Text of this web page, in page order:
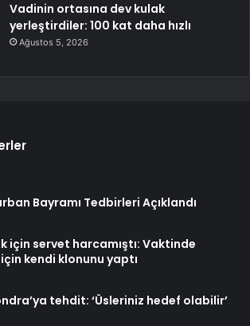
Vadinin ortasına dev kulak
yerleştirdiler: 100 kat daha hızlı
Ağustos 5, 2026
Bayramı Tedbirleri Açıklandı
için servet harcamıştı: Vaktinde
kendi klonunu yaptı
tehdit: ‘Üsleriniz hedef olabilir’